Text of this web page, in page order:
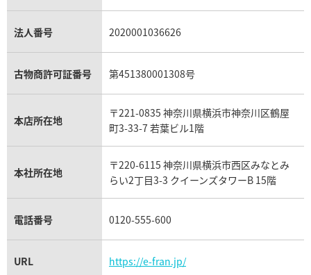
格
日時点の参考買取価格です
参考買取価格
※2026年4月9日時点の参考買
銀・シルバー買取
パラジウム買取
キャッツアイ買取
アクアマリン買取
ヴァシュロン・コンスタンタン買取
オメガ買取
カルティエ買取
フランク ミュラー買取
リシャール・ミル買取
パネライ買取
チューダー（チュードル）買取
セリーヌ買取
プラダ買取
ダミアーニ買取
モーブッサン買取
法人番号 2020001036626
古物商許可証番号 第451380001308号
本店所在地
〒221-0835 神奈川県横浜市神奈川区鶴屋
町3-33-7 若葉ビル1階
本社所在地
〒220-6115 神奈川県横浜市西区みなとみ
らい2丁目3-3 クイーンズタワーB 15階
電話番号 0120-555-600
URL https://e-fran.jp/